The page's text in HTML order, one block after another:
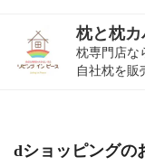
枕と枕
枕専門店な
自社枕を販
dショッピングの